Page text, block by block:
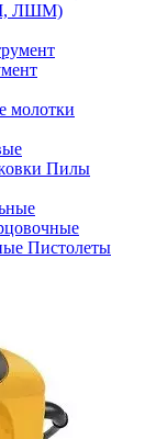
ЛШМ)
молотки
Пилы
Пистолеты